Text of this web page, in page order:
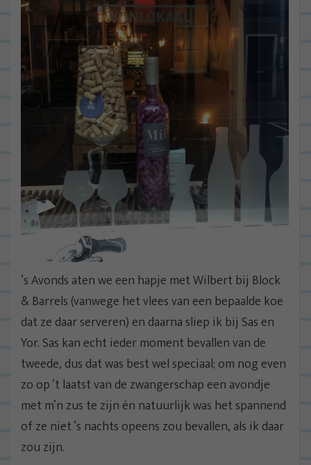
‘s Avonds aten we een hapje met Wilbert bij Block
& Barrels (vanwege het vlees van een bepaalde koe
dat ze daar serveren) en daarna sliep ik bij Sas en
Yor. Sas kan echt ieder moment bevallen van de
tweede, dus dat was best wel speciaal; om nog even
zo op ‘t laatst van de zwangerschap een avondje
met m’n zus te zijn én natuurlijk was het spannend
of ze niet ‘s nachts opeens zou bevallen, als ik daar
zou zijn.